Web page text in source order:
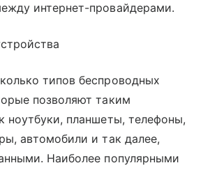
интернет-провайдерами.
типов беспроводных
позволяют таким
ноутбуки, планшеты, телефоны,
автомобили и так далее,
Наиболее популярными